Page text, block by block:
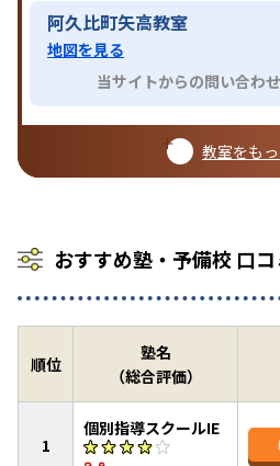
阿久比町矢高教室
地図を見る
当サイトからの問い合わ
教室をも
おすすめ塾・予備校 口
順位
塾名
（総合評価）
1
個別指導スクールIE